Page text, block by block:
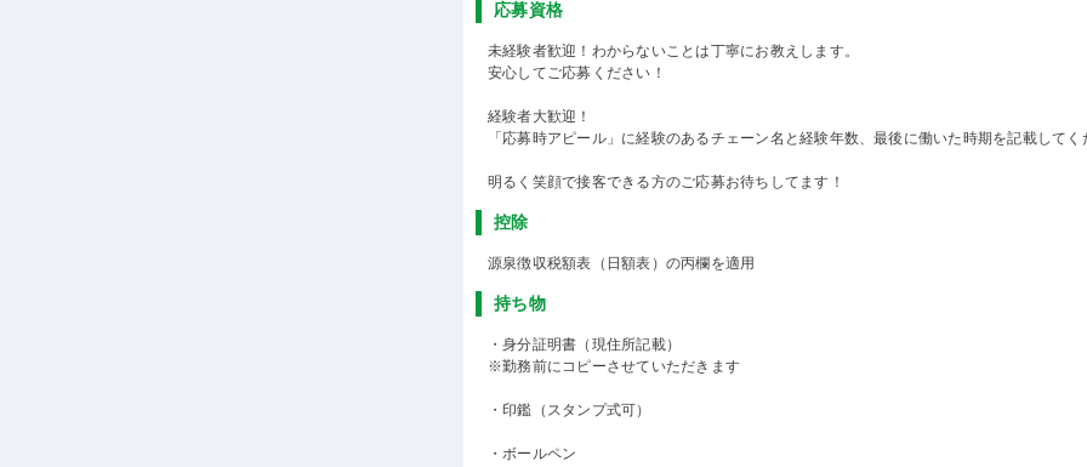
応募資格
未経験者歓迎！わからないことは丁寧にお教えします。
安心してご応募ください！
経験者大歓迎！
「応募時アピール」に経験のあるチェーン名と経験年数、最後に働いた時期を記載してく
明るく笑顔で接客できる方のご応募お待ちしてます！
控除
源泉徴収税額表（日額表）の丙欄を適用
持ち物
・身分証明書（現住所記載）
※勤務前にコピーさせていただきます
・印鑑（スタンプ式可）
・ボールペン